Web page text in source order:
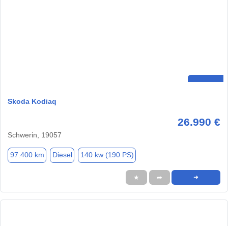
Skoda Kodiaq
26.990 €
Schwerin, 19057
97.400 km Diesel 140 kw (190 PS)
★ ➦ ➜